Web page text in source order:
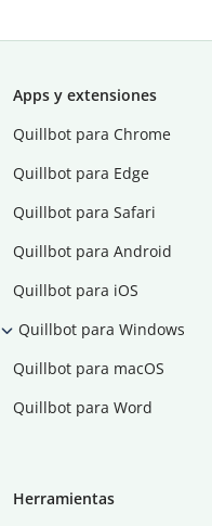
Apps y extensiones
Quillbot para Chrome
Quillbot para Edge
Quillbot para Safari
Quillbot para Android
Quillbot para iOS
Quillbot para Windows
Quillbot para macOS
Quillbot para Word
Herramientas